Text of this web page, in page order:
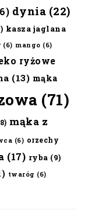
dynia (22)
kasza jaglana
(6) mango (6)
ryżowe
(13) mąka
(71)
mąka z
(6) orzechy
(17) ryba (9)
twaróg (6)